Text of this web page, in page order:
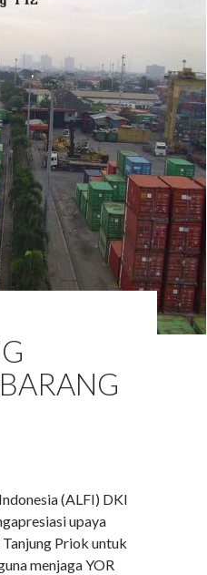
(ALFI) DKI
upaya
Priok untuk
menjaga YOR